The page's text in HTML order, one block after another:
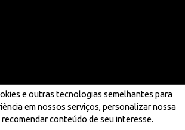
e outras tecnologias semelhantes para
em nossos serviços, personalizar nossa
conteúdo de seu interesse.